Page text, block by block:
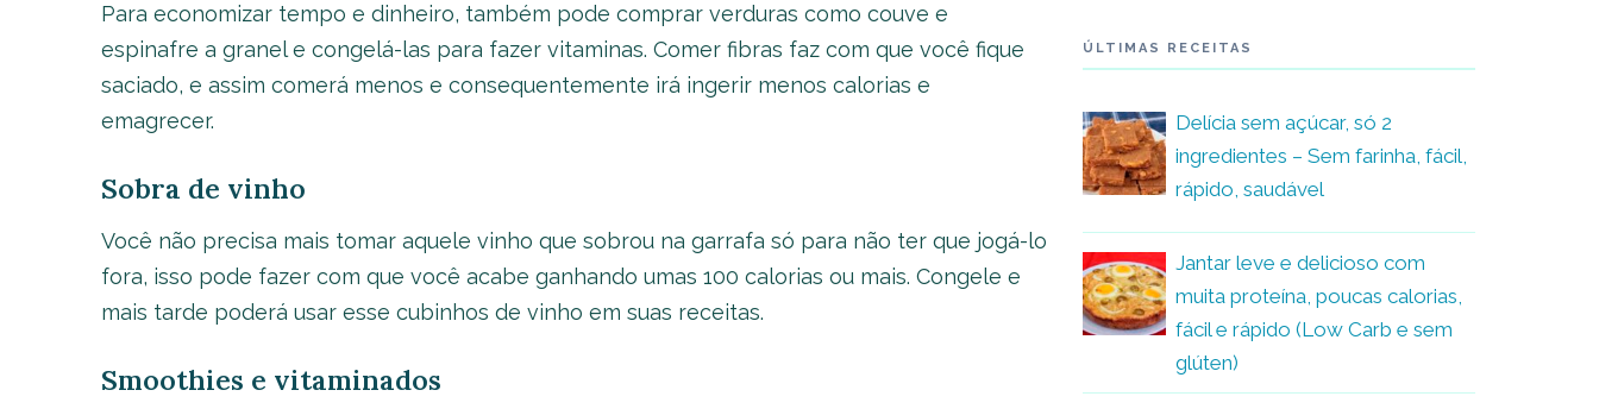
Para economizar tempo e dinheiro, também pode comprar verduras como couve e
espinafre a granel e congelá-las para fazer vitaminas. Comer fibras faz com que você fique
saciado, e assim comerá menos e consequentemente irá ingerir menos calorias e
emagrecer.
Sobra de vinho
Você não precisa mais tomar aquele vinho que sobrou na garrafa só para não ter que jogá-lo
fora, isso pode fazer com que você acabe ganhando umas 100 calorias ou mais. Congele e
mais tarde poderá usar esse cubinhos de vinho em suas receitas.
Smoothies e vitaminados
ÚLTIMAS RECEITAS
Delícia sem açúcar, só 2
ingredientes – Sem farinha, fácil,
rápido, saudável
Jantar leve e delicioso com
muita proteína, poucas calorias,
fácil e rápido (Low Carb e sem
glúten)